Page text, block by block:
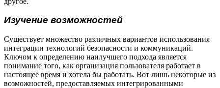
Изучение возможностей
Существует множество различных вариантов использования
интеграции технологий безопасности и коммуникаций.
Ключом к определению наилучшего подхода является
понимание того, как организация пользователя работает в
настоящее время и хотела бы работать. Вот лишь некоторые из
возможностей, предоставляемых интегрированными